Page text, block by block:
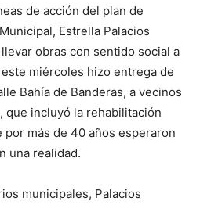
de acción del plan de
Estrella Palacios
obras con sentido social a
miércoles hizo entrega de
Bahía de Banderas, a vecinos
que incluyó la rehabilitación
más de 40 años esperaron
una realidad.
municipales, Palacios